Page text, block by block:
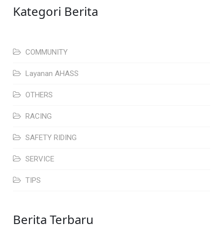
Kategori Berita
COMMUNITY
Layanan AHASS
OTHERS
RACING
SAFETY RIDING
SERVICE
TIPS
Berita Terbaru